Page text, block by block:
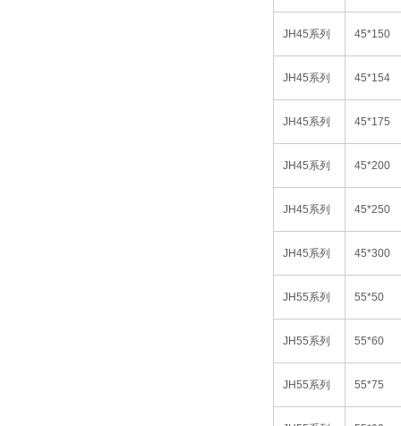
JH45系列 45*150
JH45系列 45*154
JH45系列 45*175
JH45系列 45*200
JH45系列 45*250
JH45系列 45*300
JH55系列 55*50
JH55系列 55*60
JH55系列 55*75